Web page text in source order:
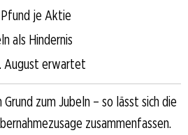
je Aktie
als Hindernis
August erwartet
zum Jubeln – so lässt sich die
zusammenfassen.